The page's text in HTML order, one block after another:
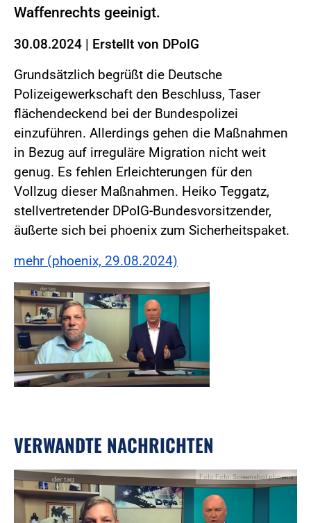
Waffenrechts geeinigt.
30.08.2024 | Erstellt von DPolG
Grundsätzlich begrüßt die Deutsche
Polizeigewerkschaft den Beschluss, Taser
flächendeckend bei der Bundespolizei
einzuführen. Allerdings gehen die Maßnahmen
in Bezug auf irreguläre Migration nicht weit
genug. Es fehlen Erleichterungen für den
Vollzug dieser Maßnahmen. Heiko Teggatz,
stellvertretender DPolG-Bundesvorsitzender,
äußerte sich bei phoenix zum Sicherheitspaket.
mehr (phoenix, 29.08.2024)
VERWANDTE NACHRICHTEN
Foto:Foto: Screenshot phoenix